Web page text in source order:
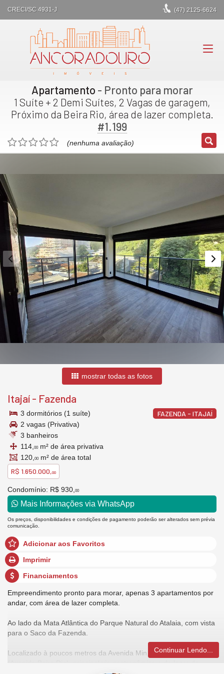
CRECI/SC 4931-J (47) 2125-6624
Apartamento - Pronto para morar
1 Suíte + 2 Demi Suítes, 2 Vagas de garagem,
Próximo da Beira Rio, área de lazer completa.
#1.199
(nenhuma avaliação)
mostrar todas as fotos
Itajaí - Fazenda
FAZENDA - ITAJAÍ
3 dormitórios (1 suíte)
2 vagas (Privativa)
3 banheiros
114, 00 m² de área privativa
120, 00 m² de área total
R$ 1.650.000,00
Condomínio: R$ 930, 00
Mais Informações via WhatsApp
Os preços, disponibilidades e condições de pagamento poderão ser alterados sem prévia
comunicação.
Adicionar aos Favoritos
Imprimir
Financiamentos
Empreendimento pronto para morar, apenas 3 apartamentos por
andar, com área de lazer completa.
Ao lado da Mata Atlântica do Parque Natural do Atalaia, com vista
para o Saco da Fazenda.
Localizado à poucos metros da Avenida Min. Victor Conder
(Avenida Beira Rio), principal via gastronômica e de lazer da
Continuar Lendo...